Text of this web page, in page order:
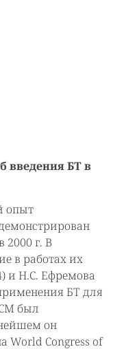
введения БТ в
опыт
2000 г. В
в работах их
и Н.С. Ефремова
БТ для
был
он
World Congress of